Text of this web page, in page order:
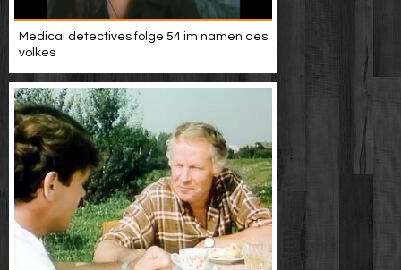
Medical detectives folge 54 im namen des
volkes